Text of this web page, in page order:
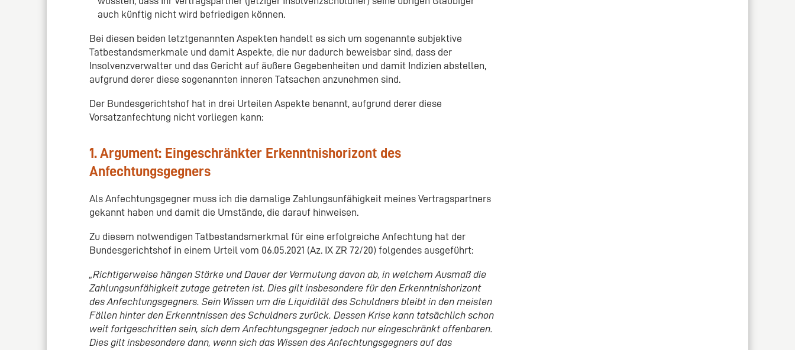
auch künftig nicht wird befriedigen können.
Bei diesen beiden letztgenannten Aspekten handelt es sich um sogenannte subjektive
Tatbestandsmerkmale und damit Aspekte, die nur dadurch beweisbar sind, dass der
Insolvenzverwalter und das Gericht auf äußere Gegebenheiten und damit Indizien abstellen,
aufgrund derer diese sogenannten inneren Tatsachen anzunehmen sind.
Der Bundesgerichtshof hat in drei Urteilen Aspekte benannt, aufgrund derer diese
Vorsatzanfechtung nicht vorliegen kann:
1. Argument: Eingeschränkter Erkenntnishorizont des
Anfechtungsgegners
Als Anfechtungsgegner muss ich die damalige Zahlungsunfähigkeit meines Vertragspartners
gekannt haben und damit die Umstände, die darauf hinweisen.
Zu diesem notwendigen Tatbestandsmerkmal für eine erfolgreiche Anfechtung hat der
Bundesgerichtshof in einem Urteil vom 06.05.2021 (Az. IX ZR 72/20) folgendes ausgeführt:
„Richtigerweise hängen Stärke und Dauer der Vermutung davon ab, in welchem Ausmaß die
Zahlungsunfähigkeit zutage getreten ist. Dies gilt insbesondere für den Erkenntnishorizont
des Anfechtungsgegners. Sein Wissen um die Liquidität des Schuldners bleibt in den meisten
Fällen hinter den Erkenntnissen des Schuldners zurück. Dessen Krise kann tatsächlich schon
weit fortgeschritten sein, sich dem Anfechtungsgegner jedoch nur eingeschränkt offenbaren.
Dies gilt insbesondere dann, wenn sich das Wissen des Anfechtungsgegners auf das